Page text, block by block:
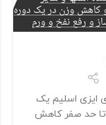
ایزی اسلیم یک
تا حد صفر کاهش